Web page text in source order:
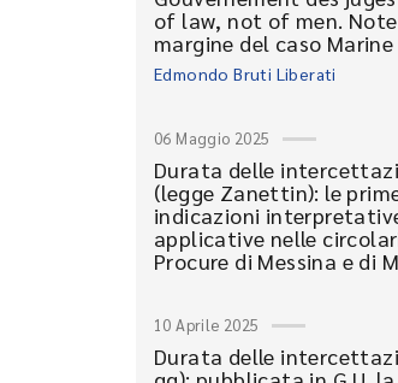
of law, not of men.
margine del caso Marine
Edmondo Bruti Liberati
06 Maggio 2025
Durata delle
(legge Zanettin): le
indicazioni
applicative nelle
Procure di Messina e di
10 Aprile 2025
Durata delle